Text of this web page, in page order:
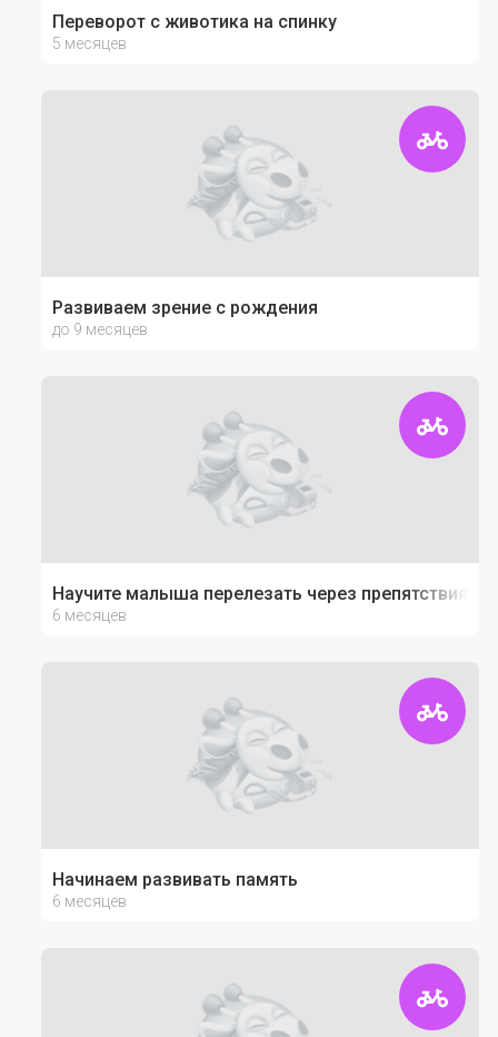
Переворот с животика на спинку
5 месяцев
Развиваем зрение с рождения
до 9 месяцев
Научите малыша перелезать через препятствия
6 месяцев
Начинаем развивать память
6 месяцев